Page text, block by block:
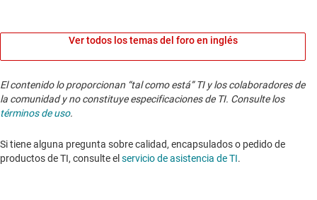
Ver todos los temas del foro en inglés
El contenido lo proporcionan “tal como está” TI y los colaboradores de
la comunidad y no constituye especificaciones de TI. Consulte los
términos de uso.
Si tiene alguna pregunta sobre calidad, encapsulados o pedido de
productos de TI, consulte el servicio de asistencia de TI. ​​​​​​​​​​​​​​